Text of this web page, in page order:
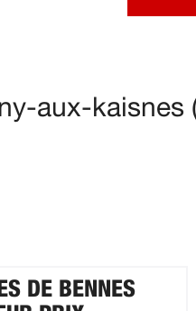
aux-kaisnes
DE BENNES